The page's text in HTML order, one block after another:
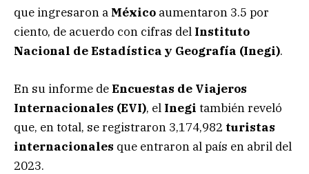
que ingresaron a México aumentaron 3.5 por
ciento, de acuerdo con cifras del Instituto
Nacional de Estadística y Geografía (Inegi).
En su informe deEncuestas de Viajeros
Internacionales (EVI), el Inegi también reveló
que, en total, se registraron 3,174,982 turistas
internacionales que entraron al país en abril del
2023.